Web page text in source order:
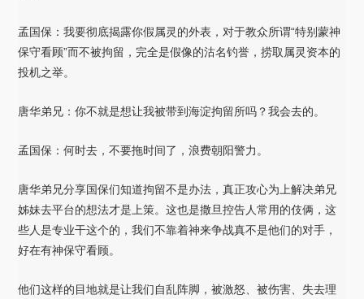
孟国保：我要彻底揭露你假属灵的外表，对于教众所谓“特别蒙神
保守看顾”而不被拘留，完全是假像的沽名钓誉，捞取属灵资本的
投机之举。
唐华弟兄：你不就是想让我被带到海淀拘留所吗？我会去的。
孟国保：何时去，不要拖时间了，浪费朝阳警力。
唐华弟兄分享国保们知道拘留不是办法，真正攻心为上解决弟兄
姊妹去平台的想法才是上策。这也是撒旦控告人常用的伎俩，这
些人是专业干这个的，我们不靠着神来争战真不是他们的对手，
好在有神保守看顾。
他们这样的目地就是让我们自乱阵脚，被激怒、被伤害、失去理